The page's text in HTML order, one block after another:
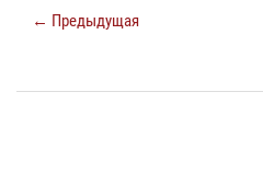
← Предыдущая